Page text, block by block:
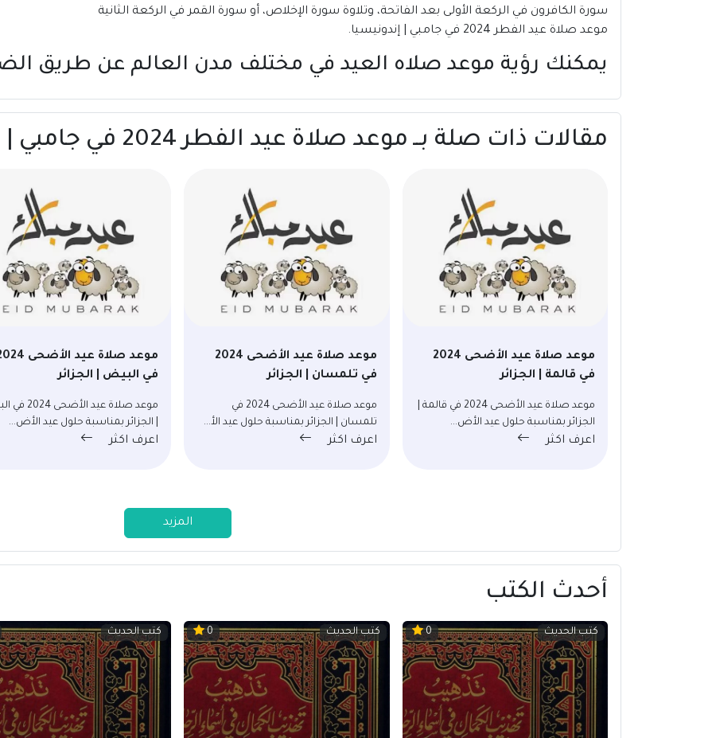
سورة الكافرون في الركعة الأولى بعد الفاتحة، وتلاوة سورة الإخلاص، أو سورة القمر في الركعة الثانية
موعد صلاة عيد الفطر 2024 في جامبي | إندونيسيا.
يمكنك رؤية موعد صلاه العيد في مختلف مدن العالم عن طريق
مقالات ذات صلة بــ موعد صلاة عيد الفطر 2024 في جامبي | إندونيسيا
موعد صلاة عيد الأضحى 2024
في قالمة | الجزائر
موعد صلاة عيد الأضحى 2024 في قالمة |
الجزائر بمناسبة حلول عيد الأض...
اعرف اكثر
موعد صلاة عيد الأضحى 2024
في تلمسان | الجزائر
موعد صلاة عيد الأضحى 2024 في
تلمسان | الجزائر بمناسبة حلول عيد الأ...
اعرف اكثر
موعد صلاة عيد الأضحى
في البيض | الجزائر
موعد صلاة عيد
| الجزائر بمناسبة حلول عيد الأض...
اعرف اكثر
المزيد
أحدث الكتب
كتب الحديث 0 كتب الحديث 0 كتب الحديث